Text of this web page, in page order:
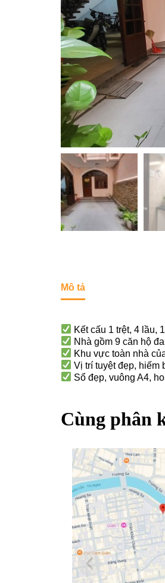
Mô tả
Kết cấu 1 trệt, 4 lầu,
Nhà gồm 9 căn hộ
Khu vực toàn nhà
Vị trí tuyệt đẹp, hiếm
Sổ đẹp, vuông A4,
Cùng phân